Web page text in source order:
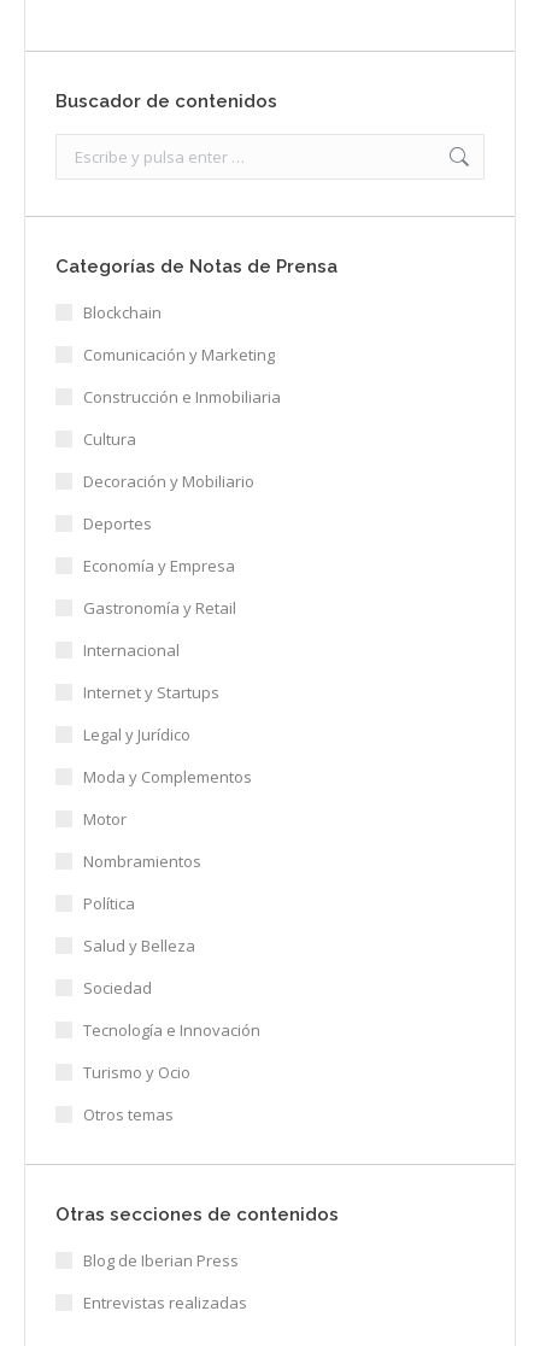
Buscador de contenidos
Categorías de Notas de Prensa
Blockchain
Comunicación y Marketing
Construcción e Inmobiliaria
Cultura
Decoración y Mobiliario
Deportes
Economía y Empresa
Gastronomía y Retail
Internacional
Internet y Startups
Legal y Jurídico
Moda y Complementos
Motor
Nombramientos
Política
Salud y Belleza
Sociedad
Tecnología e Innovación
Turismo y Ocio
Otros temas
Otras secciones de contenidos
Blog de Iberian Press
Entrevistas realizadas